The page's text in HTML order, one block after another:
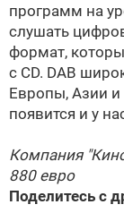
программ на
слушать
формат,
с CD. DAB
Европы, Азии
появится и у
Компания
880 евро
Поделитесь с